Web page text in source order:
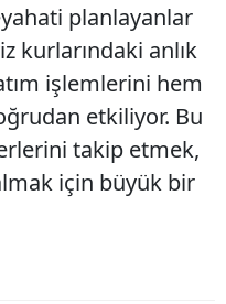
planlayanlar
kurlarındaki anlık
işlemlerini hem
etkiliyor. Bu
takip etmek,
için büyük bir